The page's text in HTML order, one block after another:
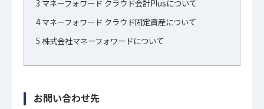
3 マネーフォワード クラウド会計Plusについて
4マネーフォワード クラウド固定資産について
5 株式会社マネーフォワードについて
お問い合わせ先